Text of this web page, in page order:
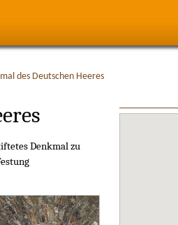
des Deutschen Heeres
Denkmal zu